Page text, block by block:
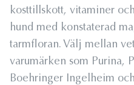
kosttillskott, vitaminer
hund med konstaterad
tarmfloran. Välj mellan
varumärken som Purina,
Boehringer Ingelheim